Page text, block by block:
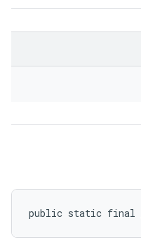
public static final